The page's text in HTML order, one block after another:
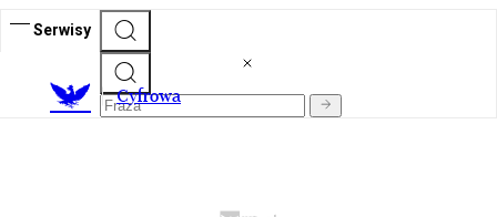
Serwisy
Cyfrowa